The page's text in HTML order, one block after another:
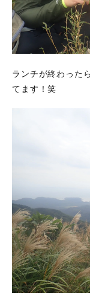
ランチが終わった
てます！笑